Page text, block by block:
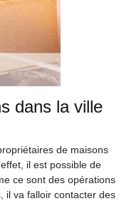
dans la ville
de maisons
il est possible de
ce sont des opérations
il va falloir contacter des